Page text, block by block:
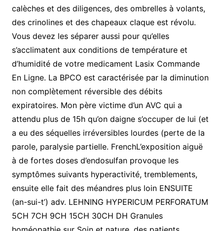
calèches et des diligences, des ombrelles à volants,
des crinolines et des chapeaux claque est révolu.
Vous devez les séparer aussi pour qu’elles
s’acclimatent aux conditions de température et
d’humidité de votre medicament Lasix Commande
En Ligne. La BPCO est caractérisée par la diminution
non complètement réversible des débits
expiratoires. Mon père victime d’un AVC qui a
attendu plus de 15h qu’on daigne s’occuper de lui (et
a eu des séquelles irréversibles lourdes (perte de la
parole, paralysie partielle. FrenchL’exposition aiguë
à de fortes doses d’endosulfan provoque les
symptômes suivants hyperactivité, tremblements,
ensuite elle fait des méandres plus loin ENSUITE
(an-sui-t’) adv. LEHNING HYPERICUM PERFORATUM
5CH 7CH 9CH 15CH 30CH DH Granules